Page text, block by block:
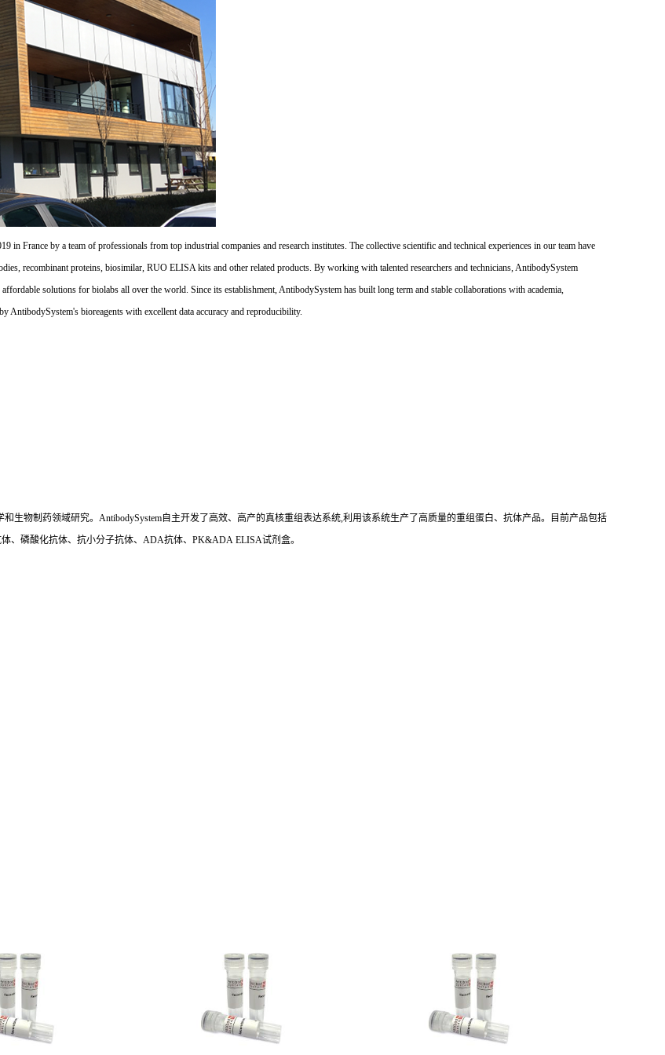
France by a team of professionals from top industrial companies and research institutes. The collective scientific and technical experiences in our team have
recombinant proteins, biosimilar, RUO ELISA kits and other related products. By working with talented researchers and technicians, AntibodySystem
solutions for biolabs all over the world. Since its establishment, AntibodySystem has built long term and stable collaborations with academia,
AntibodySystem's bioreagents with excellent data accuracy and reproducibility.
生物制药领域研究。AntibodySystem自主开发了高效、高产的真核重组表达系统,利用该系统生产了高质量的重组蛋白、抗体产品。目前产品包括
、磷酸化抗体、抗小分子抗体、ADA抗体、PK&ADA ELISA试剂盒。